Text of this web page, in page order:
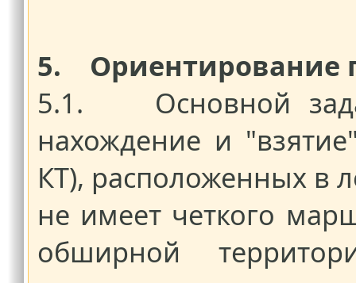
5. Ориентирование
5.1. Основной
нахождение и
КТ), расположенных в
не имеет четкого
обширной